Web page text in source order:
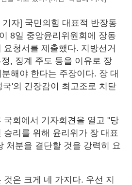
자] 국민의힘 대표적 반장동
8일 중앙윤리위원회에 장동
요청서를 제출했다. 지방선거
, 징계 주도 등을 이유로 장
해야 한다는 주장이다. 장 대
국'의 긴장감이 최고조로 치닫
국회에서 기자회견을 열고 "당
승리를 위해 윤리위가 장 대표
처분을 결단할 것을 강력히 요
것은 크게 네 가지다. 우선 지